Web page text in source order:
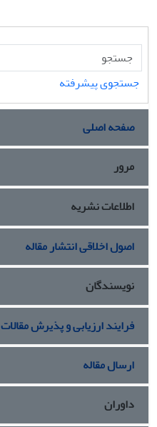
جستجوی پیشرفته
صفحه اصلی
مرور
اطلاعات نشریه
اصول اخلاقی انتشار مقاله
نویسندگان
فرایند ارزیابی و پذیرش مقالات
ارسال مقاله
داوران